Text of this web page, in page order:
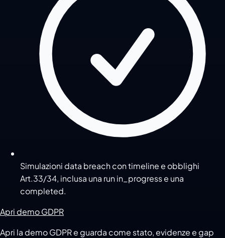
Simulazioni data breach con timeline e obblighi
Art.33/34, inclusa una run in_progress e una
completed.
Apri demo GDPR
Apri la demo GDPR e guarda come stato, evidenze e gap